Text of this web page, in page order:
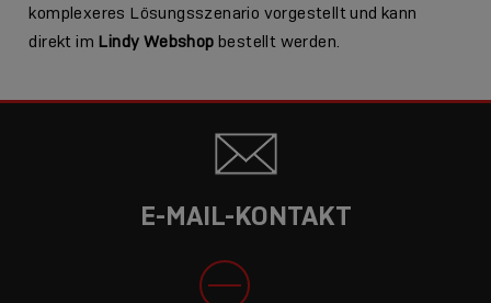
komplexeres Lösungsszenario vorgestellt und kann
direkt im Lindy Webshop bestellt werden.
E-MAIL-KONTAKT